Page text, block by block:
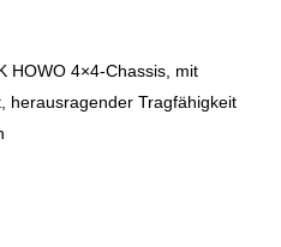
HOWO 4×4-Chassis, mit
herausragender Tragfähigkeit